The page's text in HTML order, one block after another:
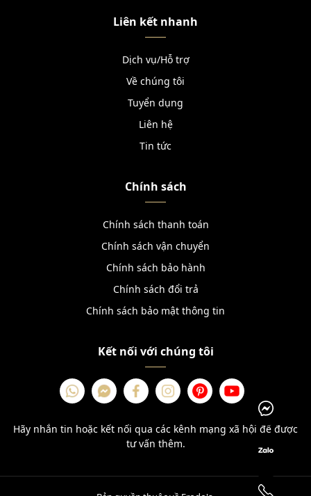
Liên kết nhanh
Dịch vụ/Hỗ trợ
Về chúng tôi
Tuyển dụng
Liên hệ
Tin tức
Chính sách
Chính sách thanh toán
Chính sách vận chuyển
Chính sách bảo hành
Chính sách đổi trả
Chính sách bảo mật thông tin
Kết nối với chúng tôi
Hãy nhắn tin hoặc kết nối qua các kênh mạng xã hội để được
tư vấn thêm.